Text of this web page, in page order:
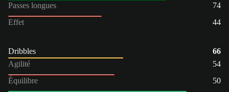
Passes longues
74
Effet
44
Dribbles
66
Agilité
54
Équilibre
50